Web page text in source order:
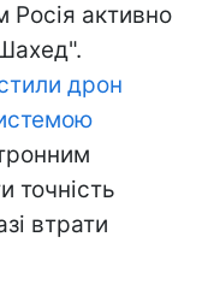
Росія активно
дрон
точність
втрати